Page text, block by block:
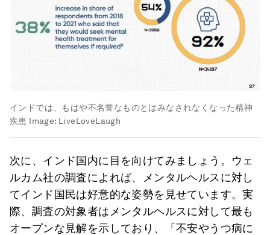
インドでは、もはや不名誉なものとはみなされなくなった精神
疾患 Image: LiveLoveLaugh
次に、インド国内に目を向けてみましょう。ウェ
ルカム社の調査によれば、メンタルヘルスに対し
てインド国民は好意的な姿勢を見せています。実
際、調査の対象者はメンタルヘルスに対して最も
オープンな見解を示しており、「不安やうつ病に